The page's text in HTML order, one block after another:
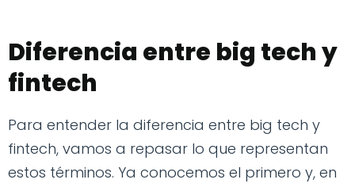
Diferencia entre big tech y
fintech
Para entender la diferencia entre big tech y
fintech, vamos a repasar lo que representan
estos términos. Ya conocemos el primero y, en